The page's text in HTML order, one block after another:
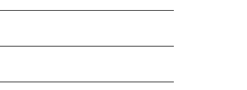
700x400 mm